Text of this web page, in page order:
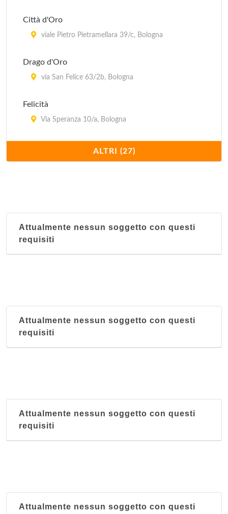
Città d'Oro
viale Pietro Pietramellara 39/c, Bologna
Drago d'Oro
via San Felice 63/2b, Bologna
Felicità
Via Speranza 10/a, Bologna
Via Giovan Battista Morgagni 8, Comune
Grande Shanghai
Hong Kong
Via Francesco Zanardi 16, Bologna
ALTRI (27)
Attualmente nessun soggetto con questi
requisiti
Attualmente nessun soggetto con questi
requisiti
Attualmente nessun soggetto con questi
requisiti
Attualmente nessun soggetto con questi